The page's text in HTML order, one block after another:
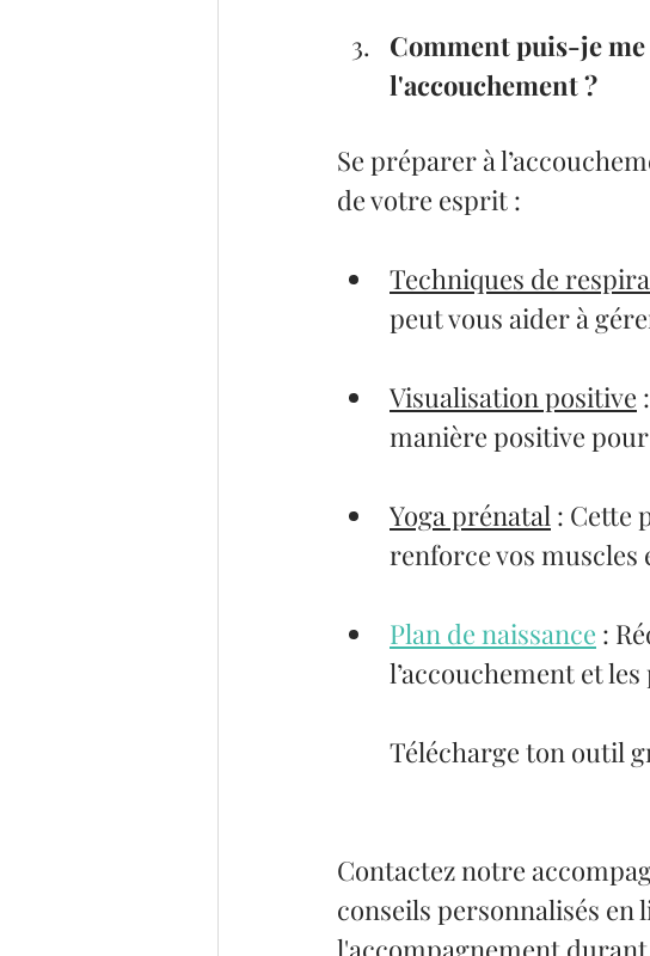
Comment puis-je
l'accouchement ?
Se préparer à
de votre esprit :
Techniques de
peut vous aider à
Visualisation positive
manière positive
Yoga prénatal : Cette
renforce vos muscles
Plan de naissance :
l’accouchement et
Télécharge ton outil
Contactez notre
conseils personnalisés en